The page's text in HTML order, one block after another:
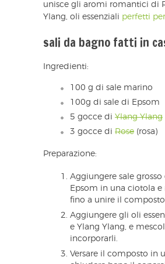
unisce gli aromi romantici di
Ylang, oli essenziali perfetti
sali da bagno fatti in
Ingredienti:
100 g di sale marino
100g di sale di Epsom
5 gocce di Ylang Ylang
3 gocce di Rose (rosa)
Preparazione:
Aggiungere sale grosso
Epsom in una ciotola e
fino a unire il
Aggiungere gli oli
e Ylang Ylang, e
incorporarli.
Versare il composto in